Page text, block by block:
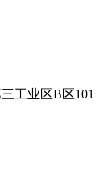
工业区B区101